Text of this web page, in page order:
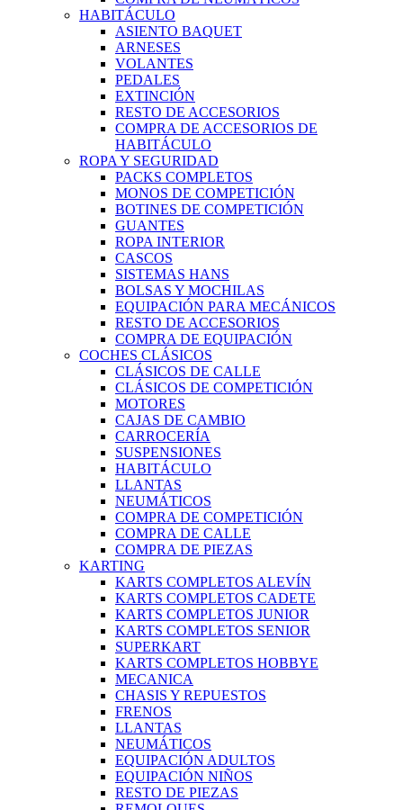
HABITÁCULO
ASIENTO BAQUET
ARNESES
VOLANTES
PEDALES
EXTINCIÓN
RESTO DE ACCESORIOS
COMPRA DE ACCESORIOS DE
HABITÁCULO
ROPA Y SEGURIDAD
PACKS COMPLETOS
MONOS DE COMPETICIÓN
BOTINES DE COMPETICIÓN
GUANTES
ROPA INTERIOR
CASCOS
SISTEMAS HANS
BOLSAS Y MOCHILAS
EQUIPACIÓN PARA MECÁNICOS
RESTO DE ACCESORIOS
COMPRA DE EQUIPACIÓN
COCHES CLÁSICOS
CLÁSICOS DE CALLE
CLÁSICOS DE COMPETICIÓN
MOTORES
CAJAS DE CAMBIO
CARROCERÍA
SUSPENSIONES
HABITÁCULO
LLANTAS
NEUMÁTICOS
COMPRA DE COMPETICIÓN
COMPRA DE CALLE
COMPRA DE PIEZAS
KARTING
KARTS COMPLETOS ALEVÍN
KARTS COMPLETOS CADETE
KARTS COMPLETOS JUNIOR
KARTS COMPLETOS SENIOR
SUPERKART
KARTS COMPLETOS HOBBYE
MECANICA
CHASIS Y REPUESTOS
FRENOS
LLANTAS
NEUMÁTICOS
EQUIPACIÓN ADULTOS
EQUIPACIÓN NIÑOS
RESTO DE PIEZAS